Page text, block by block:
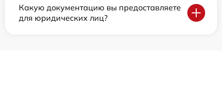
Какую документацию вы предоставляете
для юридических лиц?